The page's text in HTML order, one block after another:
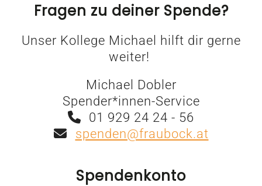
Fragen zu deiner Spende?
Unser Kollege Michael hilft dir gerne
weiter!
Michael Dobler
Spender*innen-Service
01 929 24 24 - 56
spenden@fraubock.at
Spendenkonto